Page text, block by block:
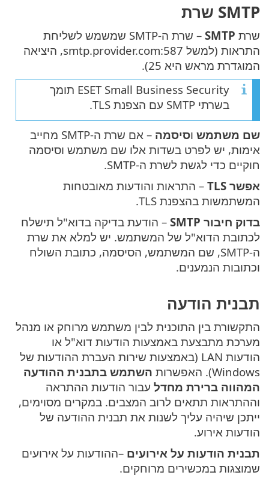
SMTP שרת
שרת SMTP
– שרת ה-SMTP שמשמש לשליחת
התראות (למשל smtp.provider.com:587, היציאה
המוגדרת מראש היא 25).
ESET Small Business Security תומך
בשרתי SMTP עם הצפנת TLS.
שם משתמש וסיסמה
– אם שרת ה-SMTP מחייב
אימות, יש לפרט בשדות אלו שם משתמש וסיסמה
חוקיים כדי לגשת לשרת ה-SMTP.
אפשר TLS
– התראות והודעות מאובטחות
המשתמשות בהצפנת TLS.
בדוק חיבור SMTP
– הודעת בדיקה בדוא"ל תישלח
לכתובת הדוא"ל של המשתמש. יש למלא את שרת
ה-SMTP, שם המשתמש, הסיסמה, כתובת השולח
וכתובות הנמענים.
תבנית הודעה
התקשורת בין התוכנית לבין משתמש מרוחק או מנהל
מערכת מתבצעת באמצעות הודעות דוא"ל או
הודעות LAN (באמצעות שירות העברת ההודעות של
Windows). האפשרות
השתמש בתבנית ההודעה
המהווה ברירת מחדל עבור הודעות ההתראה
וההתראות תתאים לרוב המצבים. במקרים מסוימים,
ייתכן שיהיה עליך לשנות את תבנית ההודעה של
הודעות אירוע.
תבנית הודעות על אירועים –ההודעות על אירועים
שמוצגות במכשירים מרוחקים.